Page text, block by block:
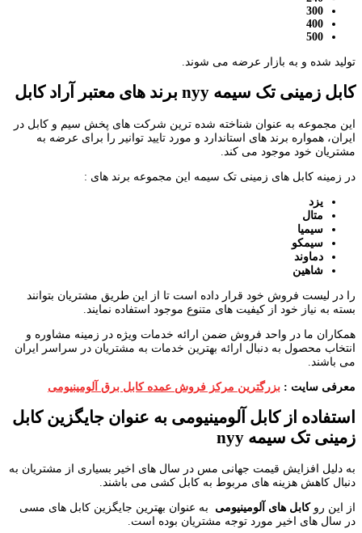
300
400
500
تولید شده و به بازار عرضه می شوند.
کابل زمینی تک سیمه nyy برند های معتبر آراد کابل
این مجموعه به عنوان شناخته شده ترین شرکت های پخش سیم و کابل در
ایران، همواره برند های استاندارد و مورد تایید توانیر را برای عرضه به
مشتریان خود موجود می کند.
در زمینه کابل های زمینی تک سیمه این مجموعه برند های :
یزد
متال
سیمیا
سیمکو
دماوند
شاهین
را در لیست فروش خود قرار داده است تا از این طریق مشتریان بتوانند
بسته به نیاز خود از کیفیت های متنوع موجود استفاده نمایند.
همکاران ما در واحد فروش ضمن ارائه خدمات ویژه در زمینه مشاوره و
انتخاب محصول به دنبال ارائه بهترین خدمات به مشتریان در سراسر ایران
می باشند.
معرفی سایت : بزرگترین مرکز فروش عمده کابل برق آلومینیومی
استفاده از کابل آلومینیومی به عنوان جایگزین کابل
زمینی تک سیمه nyy
به دلیل افزایش قیمت جهانی مس در سال های اخیر بسیاری از مشتریان به
دنبال کاهش هزینه های مربوط به کابل کشی می باشند.
از این روکابل های آلومینیومی
به عنوان بهترین جایگزین کابل های مسی
در سال های اخیر مورد توجه مشتریان بوده است.